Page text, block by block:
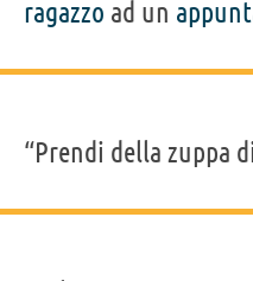
ragazzo ad un
“Prendi della zuppa